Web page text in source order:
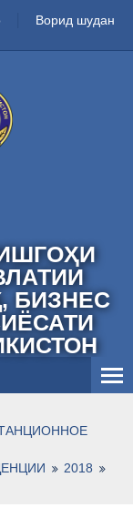
Ворид шудан
БИЗНЕС
2018